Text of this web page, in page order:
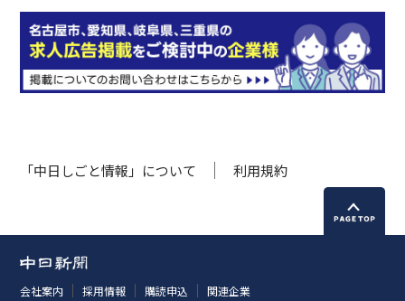
「中日しごと情報」について 利用規約
会社案内 採用情報 購読申込 関連企業